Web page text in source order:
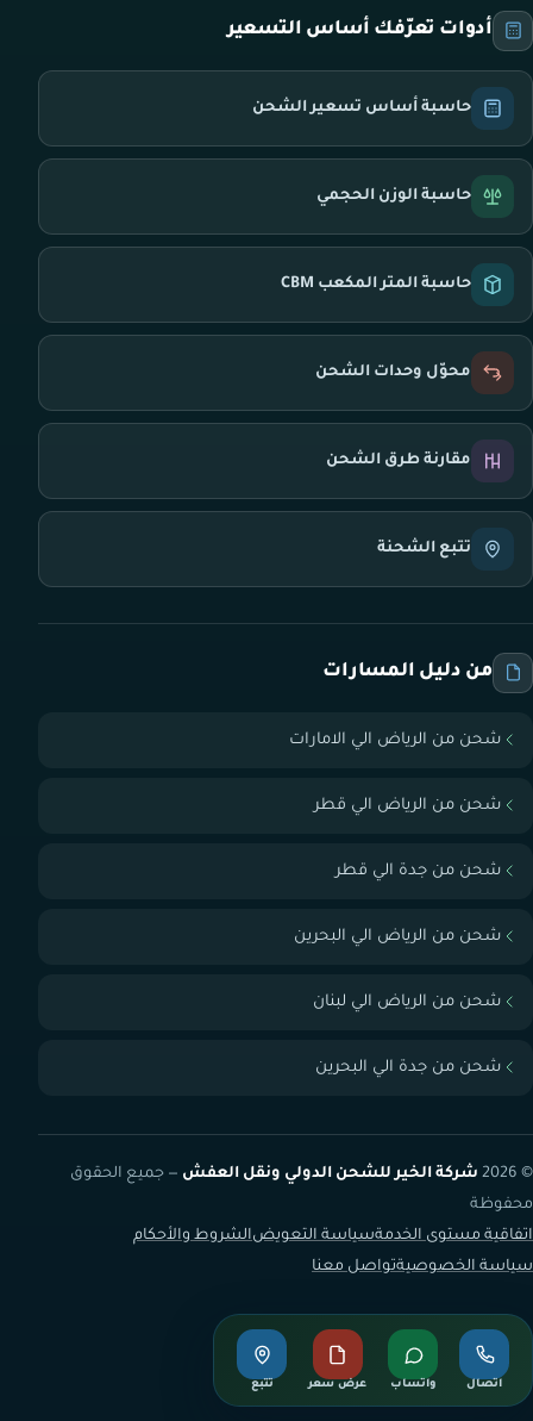
أدوات تعرّفك أساس التسعير
حاسبة أساس تسعير الشحن
حاسبة الوزن الحجمي
حاسبة المتر المكعب CBM
محوّل وحدات الشحن
مقارنة طرق الشحن
تتبع الشحنة
من دليل المسارات
شحن من الرياض الي الامارات
شحن من الرياض الي قطر
شحن من جدة الي قطر
شحن من الرياض الي البحرين
شحن من الرياض الي لبنان
شحن من جدة الي البحرين
© 2026 شركة الخير للشحن الدولي ونقل العفش — جميع الحقوق
محفوظة
اتفاقية مستوى الخدمةسياسة التعويضالشروط والأحكام
سياسة الخصوصيةتواصل معنا
اتصال واتساب عرض سعر تتبع